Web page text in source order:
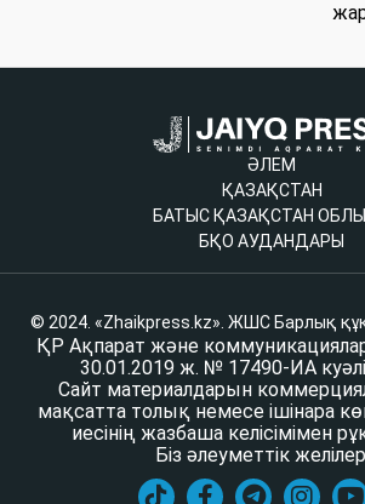
ӘЛЕМ
ҚАЗАҚСТАН
БАТЫС ҚАЗАҚСТАН
БҚО АУДАНДАРЫ
© 2024. «Zhaikpress.kz». ЖШС Барлық
ҚР Ақпарат және коммуникациялар
30.01.2019 ж. № 17490-ИА
Сайт материалдарын
мақсатта толық немесе ішінара
иесінің жазбаша келісімімен
Біз әлеуметтік